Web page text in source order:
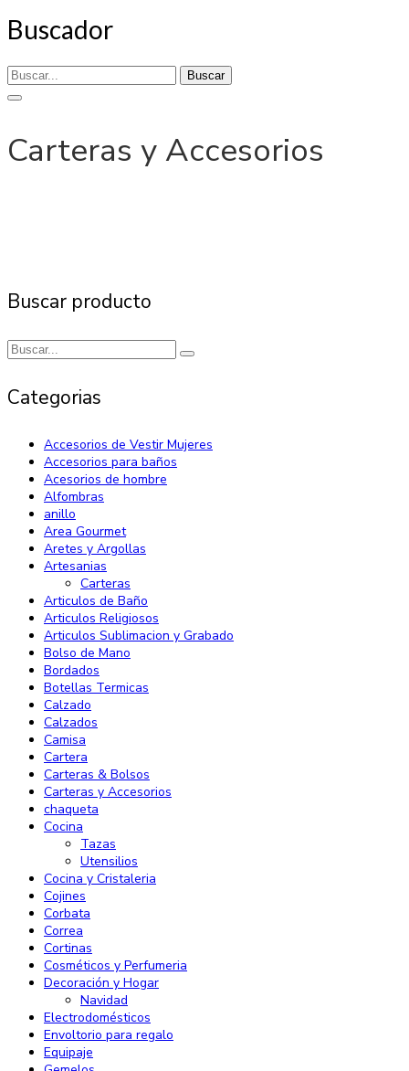
Buscador
Buscar
Carteras y Accesorios
Buscar producto
Categorias
Accesorios de Vestir Mujeres
Accesorios para baños
Acesorios de hombre
Alfombras
anillo
Area Gourmet
Aretes y Argollas
Artesanias
Carteras
Articulos de Baño
Articulos Religiosos
Articulos Sublimacion y Grabado
Bolso de Mano
Bordados
Botellas Termicas
Calzado
Calzados
Camisa
Cartera
Carteras & Bolsos
Carteras y Accesorios
chaqueta
Cocina
Tazas
Utensilios
Cocina y Cristaleria
Cojines
Corbata
Correa
Cortinas
Cosméticos y Perfumeria
Decoración y Hogar
Navidad
Electrodomésticos
Envoltorio para regalo
Equipaje